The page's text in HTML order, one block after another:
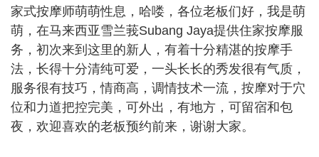
家式按摩师萌萌性息，哈喽，各位老板们好，我是萌
萌，在马来西亚雪兰莪Subang Jaya提供住家按摩服
务，初次来到这里的新人，有着十分精湛的按摩手
法，长得十分清纯可爱，一头长长的秀发很有气质，
服务很有技巧，情商高，调情技术一流，按摩对于穴
位和力道把控完美，可外出，有地方，可留宿和包
夜，欢迎喜欢的老板预约前来，谢谢大家。